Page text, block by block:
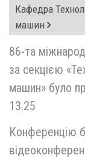
Кафедра
машин
86-та
за секцією
машин» було
13.25
Конференцію